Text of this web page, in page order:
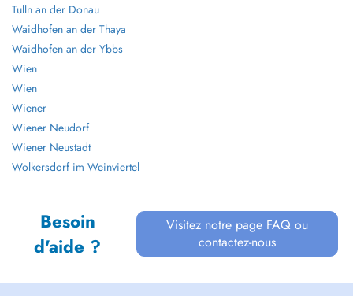
Tulln an der Donau
Waidhofen an der Thaya
Waidhofen an der Ybbs
Wien
Wien
Wiener
Wiener Neudorf
Wiener Neustadt
Wolkersdorf im Weinviertel
Besoin
d'aide ?
Visitez notre page FAQ ou
contactez-nous